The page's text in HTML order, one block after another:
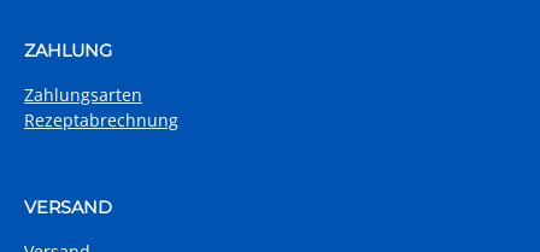
ZAHLUNG
Zahlungsarten
Rezeptabrechnung
VERSAND